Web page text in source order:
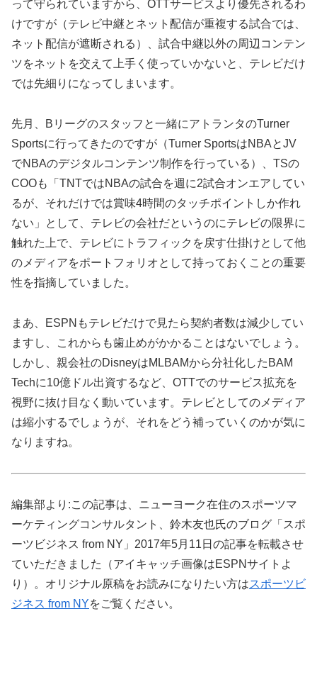
って守られていますから、OTTサービスより優先されるわ
けですが（テレビ中継とネット配信が重複する試合では、
ネット配信が遮断される）、試合中継以外の周辺コンテン
ツをネットを交えて上手く使っていかないと、テレビだけ
では先細りになってしまいます。
先月、Bリーグのスタッフと一緒にアトランタのTurner
Sportsに行ってきたのですが（Turner SportsはNBAとJV
でNBAのデジタルコンテンツ制作を行っている）、TSの
COOも「TNTではNBAの試合を週に2試合オンエアしてい
るが、それだけでは賞味4時間のタッチポイントしか作れ
ない」として、テレビの会社だというのにテレビの限界に
触れた上で、テレビにトラフィックを戻す仕掛けとして他
のメディアをポートフォリオとして持っておくことの重要
性を指摘していました。
まあ、ESPNもテレビだけで見たら契約者数は減少してい
ますし、これからも歯止めがかかることはないでしょう。
しかし、親会社のDisneyはMLBAMから分社化したBAM
Techに10億ドル出資するなど、OTTでのサービス拡充を
視野に抜け目なく動いています。テレビとしてのメディア
は縮小するでしょうが、それをどう補っていくのかが気に
なりますね。
編集部より:この記事は、ニューヨーク在住のスポーツマ
ーケティングコンサルタント、鈴木友也氏のブログ「スポ
ーツビジネス from NY」2017年5月11日の記事を転載させ
ていただきました（アイキャッチ画像はESPNサイトよ
り）。オリジナル原稿をお読みになりたい方はスポーツビ
ジネス from NYをご覧ください。